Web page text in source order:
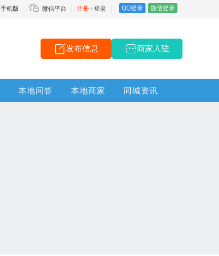
注册 / 登录 QQ登录 微信登录
手机版 微信平台
发布信息 商家入驻
本地问答 本地商家 同城资讯